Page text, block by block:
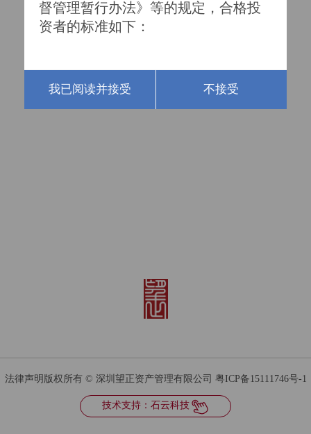
法律声明版权所有 © 深圳望正资产管理有限公司 粤ICP备15111746号-1
技术支持：石云科技
督管理暂行办法》等的规定，合格投
资者的标准如下：
一、具备相应风险识别能力和风险承
担能力，投资于单只私募基金的金额
理计划、银行理财产品、信托计划、
保险产品、期货权益等。)
二、下列投资者视为合格投资者：
1、社会保障基金、企业年金等养老基
我已阅读并接受 不接受